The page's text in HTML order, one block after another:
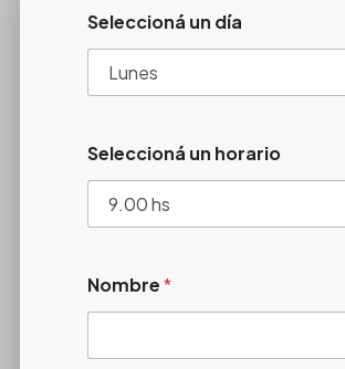
Seleccioná un día
Seleccioná un horario
Nombre*